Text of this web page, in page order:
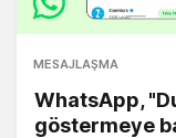
MESAJLAŞMA
WhatsApp,
göstermeye